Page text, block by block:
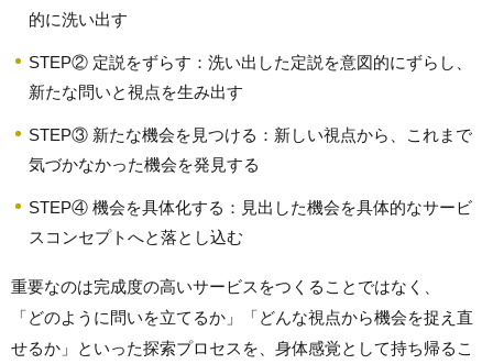
的に洗い出す
STEP② 定説をずらす：洗い出した定説を意図的にずらし、
新たな問いと視点を生み出す
STEP③ 新たな機会を見つける：新しい視点から、これまで
気づかなかった機会を発見する
STEP④ 機会を具体化する：見出した機会を具体的なサービ
スコンセプトへと落とし込む
重要なのは完成度の高いサービスをつくることではなく、
「どのように問いを立てるか」「どんな視点から機会を捉え直
せるか」といった探索プロセスを、身体感覚として持ち帰るこ